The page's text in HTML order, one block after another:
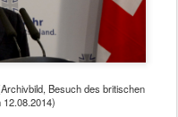
Besuch des britischen